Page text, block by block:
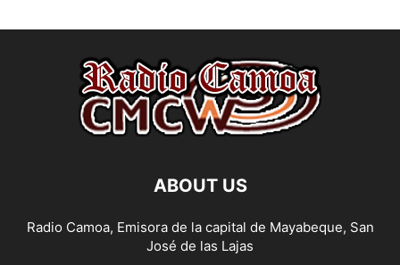
ABOUT US
Radio Camoa, Emisora de la capital de Mayabeque, San
José de las Lajas